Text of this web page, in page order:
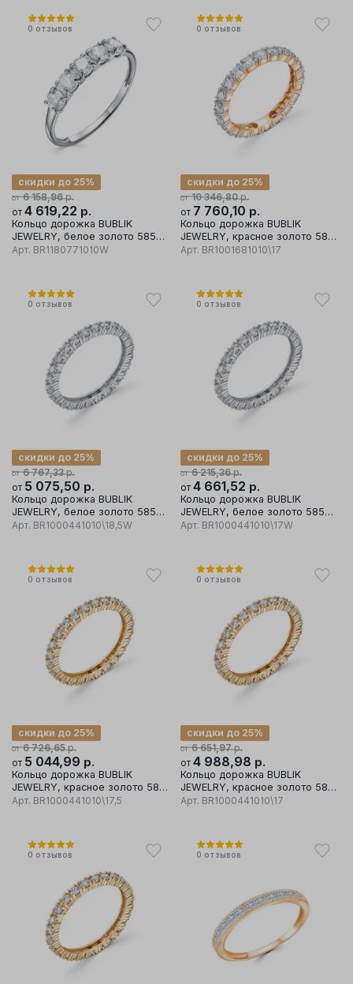
0 отзывов
от 6 158,96р.
скидки до 25%
от 4 619,22 р.
Кольцо дорожка BUBLIK
JEWELRY, белое золото 585
проба, вставка бриллиант
Арт. BR1180771010W
0 отзывов
от 10 346,80р.
скидки до 25%
от 7 760,10 р.
Кольцо дорожка BUBLIK
JEWELRY, красное золото 585
проба, вставка бриллиант
Арт. BR1001681010\17
0 отзывов
от 6 767,33р.
скидки до 25%
от 5 075,50 р.
Кольцо дорожка BUBLIK
JEWELRY, белое золото 585
проба, вставка бриллиант
Арт. BR1000441010\18,5W
0 отзывов
от 6 215,36р.
скидки до 25%
от 4 661,52 р.
Кольцо дорожка BUBLIK
JEWELRY, белое золото 585
проба, вставка бриллиант
Арт. BR1000441010\17W
0 отзывов
от 6 726,65р.
скидки до 25%
от 5 044,99 р.
Кольцо дорожка BUBLIK
JEWELRY, красное золото 585
проба, вставка бриллиант
Арт. BR1000441010\17,5
0 отзывов
от 6 651,97р.
скидки до 25%
от 4 988,98 р.
Кольцо дорожка BUBLIK
JEWELRY, красное золото 585
проба, вставка бриллиант
Арт. BR1000441010\17
0 отзывов 0 отзывов